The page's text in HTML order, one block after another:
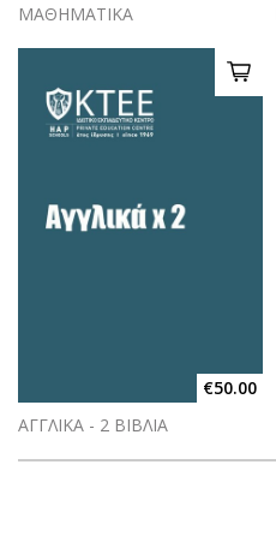
ΜΑΘΗΜΑΤΙΚΑ
€50.00
ΑΓΓΛΙΚΑ - 2 ΒΙΒΛΙΑ